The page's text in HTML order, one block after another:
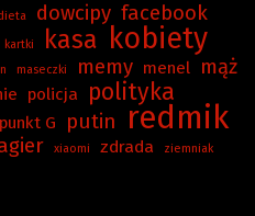
dowcipy facebook
kartki kasa kobiety
maseczki memy menel mąż
policja polityka
punkt G putin redmik
xiaomi zdrada
ziemniak